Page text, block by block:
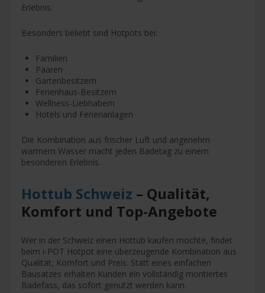
Erlebnis.
Besonders beliebt sind Hotpots bei:
Familien
Paaren
Gartenbesitzern
Ferienhaus-Besitzern
Wellness-Liebhabern
Hotels und Ferienanlagen
Die Kombination aus frischer Luft und angenehm
warmem Wasser macht jeden Badetag zu einem
besonderen Erlebnis.
Hottub Schweiz – Qualität,
Komfort und Top-Angebote
Wer in der Schweiz einen Hottub kaufen möchte, findet
beim i-POT Hotpot eine überzeugende Kombination aus
Qualität, Komfort und Preis. Statt eines einfachen
Bausatzes erhalten Kunden ein vollständig montiertes
Badefass, das sofort genutzt werden kann.